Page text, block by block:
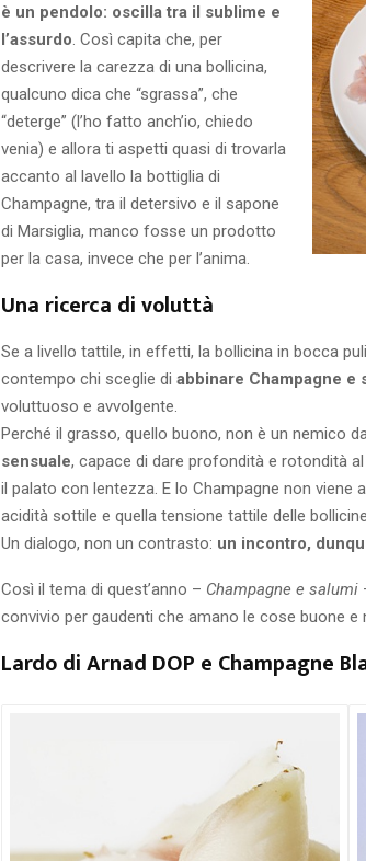
è un pendolo: oscilla tra il sublime e
l’assurdo . Così capita che, per
descrivere la carezza di una bollicina,
qualcuno dica che “sgrassa”, che
“deterge” (l’ho fatto anch’io, chiedo
venia) e allora ti aspetti quasi di trovarla
accanto al lavello la bottiglia di
Champagne, tra il detersivo e il sapone
di Marsiglia, manco fosse un prodotto
per la casa, invece che per l’anima.
Una ricerca di voluttà
Se a livello tattile, in effetti, la bollicina in bocca
contempo chi sceglie di abbinare Champagne e
voluttuoso e avvolgente.
Perché il grasso, quello buono, non è un nemico
sensuale, capace di dare profondità e rotondità
il palato con lentezza. E lo Champagne non viene
acidità sottile e quella tensione tattile delle
Un dialogo, non un contrasto: un incontro,
Così il tema di quest’anno – Champagne e salumi
convivio per gaudenti che amano le cose buone
Lardo di Arnad DOP e Champagne